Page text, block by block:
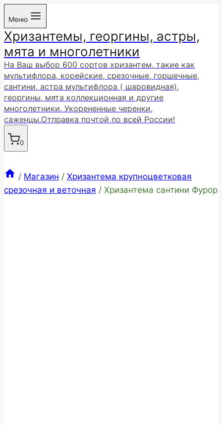
Перейти
содержимому
Меню
Хризантемы, георгины, астры,
мята и многолетники
На Ваш выбор 600 сортов хризантем, такие как
мультифлора, корейские, срезочные, горшечные,
сантини, астра мультифлора ( шаровидная),
георгины, мята коллекционная и другие
многолетники. Укорененные черенки,
саженцы.Отправка почтой по всей России!
0
/ Магазин / Хризантема крупноцветковая
срезочная и веточная / Хризантема сантини Фурор